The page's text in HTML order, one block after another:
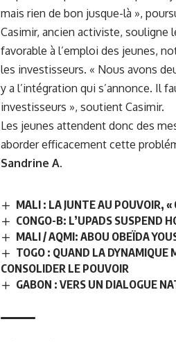
mais rien de bon jusque-là »,
Casimir, ancien activiste,
favorable à l’emploi des jeunes,
les investisseurs. « Nous avons
y a l’intégration qui s’annonce. Il
investisseurs », soutient Casimir.
Les jeunes attendent donc des
aborder efficacement cette
Sandrine A.
MALI : LA JUNTE AU POUVOIR, «
CONGO-B: L’UPADS SUSPEND
MALI / AQMI: ABOU OBEÏDA
TOGO : QUAND LA DYNAMIQUE
CONSOLIDER LE POUVOIR
GABON : VERS UN DIALOGUE